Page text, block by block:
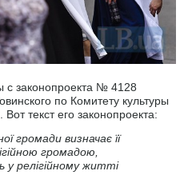
с законопроекта № 4128
по Комитету культуры
текст его законопроекта:
громади визначає її
громадою,
у релігійному житті